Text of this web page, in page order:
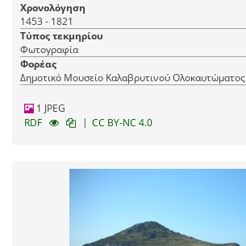
Χρονολόγηση
1453 - 1821
Τύπος τεκμηρίου
Φωτογραφία
Φορέας
Δημοτικό Μουσείο Καλαβρυτινού Ολοκαυτώματος
1 JPEG
RDF
| CC BY-NC 4.0